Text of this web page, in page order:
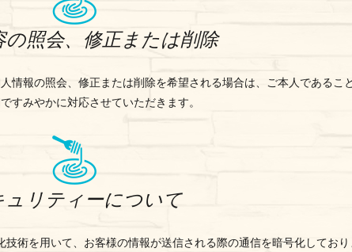
の照会、修正または削除
情報の照会、修正または削除を希望される場合は、ご本人であるこ
すみやかに対応させていただきます。
ュリティーについて
技術を用いて、お客様の情報が送信される際の通信を暗号化しており